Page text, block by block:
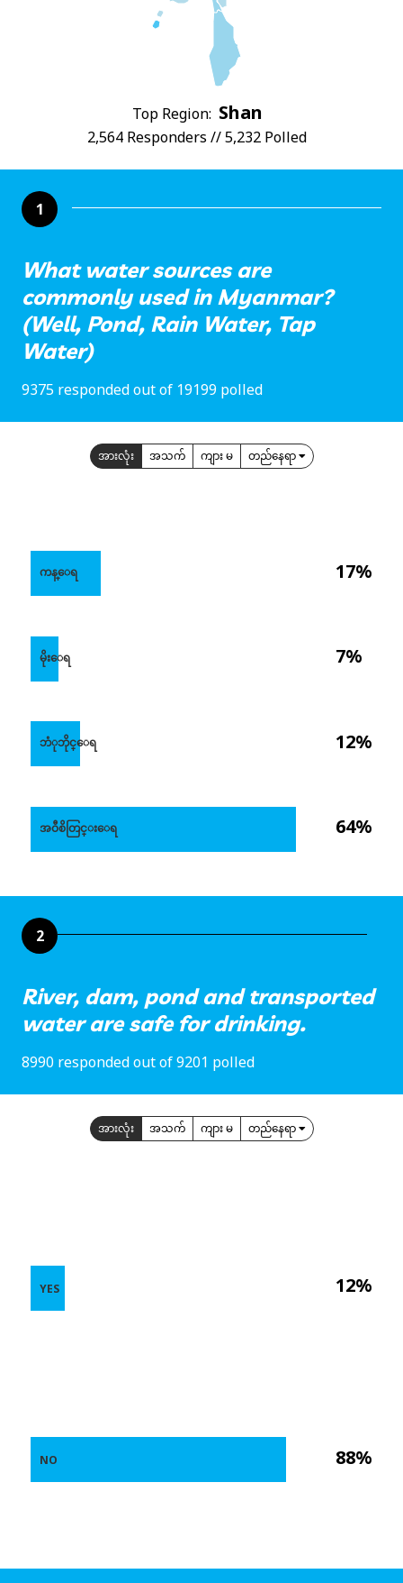
Top Region: Shan
2,564 Responders // 5,232 Polled
1
What water sources are
commonly used in Myanmar?
(Well, Pond, Rain Water, Tap
Water)
9375 responded out of 19199 polled
အားလုံး အသက် ကျား မ တည်နေရာ
17%
7%
12%
64%
ကန္ေရ
မိုးေရ
ဘံုဘိုင္ေရ
အဝီစိတြင္းေရ
2
River, dam, pond and transported
water are safe for drinking.
8990 responded out of 9201 polled
အားလုံး အသက် ကျား မ တည်နေရာ
12%
88%
YES
NO